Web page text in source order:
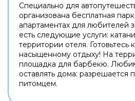
Специально для
организована бесплатная
апартаментах для любителей
есть следующие услуги:
территории отеля. Готовьтесь
насыщенному отдыху! На
площадка для барбекю.
оставлять дома: разрешается
питомцем.